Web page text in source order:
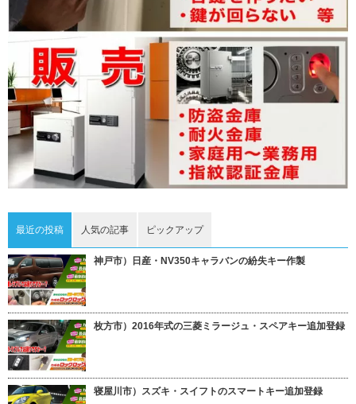
最近の投稿 人気の記事 ピックアップ
神戸市）日産・NV350キャラバンの紛失キー作製
枚方市）2016年式の三菱ミラージュ・スペアキー追加登録
寝屋川市）スズキ・スイフトのスマートキー追加登録